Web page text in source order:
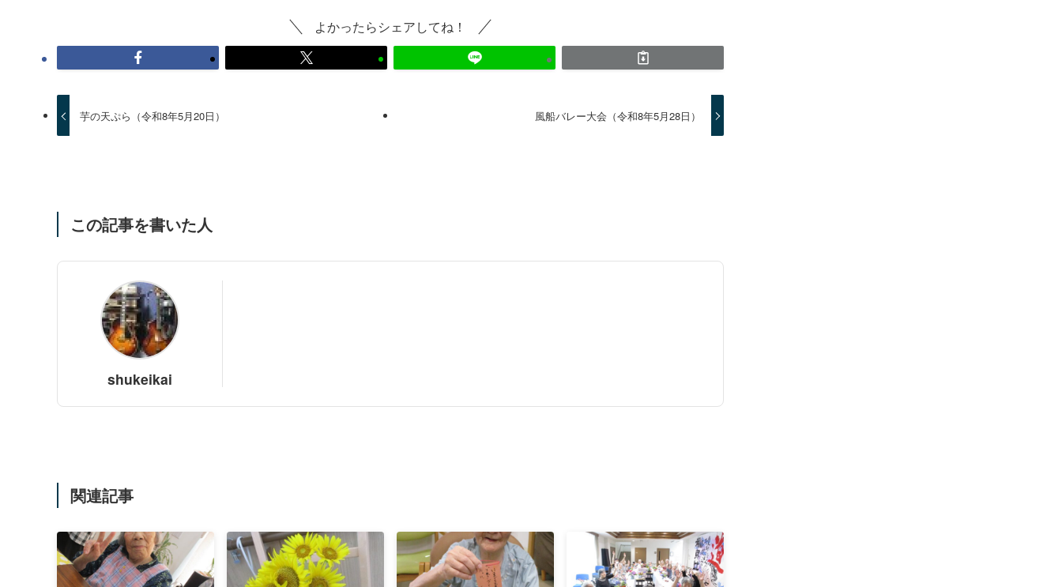
よかったらシェアしてね！
芋の天ぷら（令和8年5月20日） 風船バレー大会（令和8年5月28日）
この記事を書いた人
shukeikai
関連記事